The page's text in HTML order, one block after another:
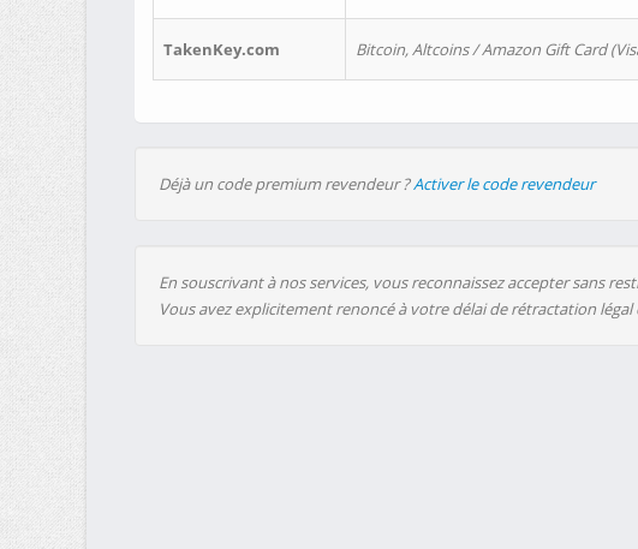
TakenKey.com Bitcoin, Altcoins / Amazon Gift Card
Déjà un code premium revendeur ?Activer le code revendeur
En souscrivant à nos services, vous reconnaissez accepter sans
Vous avez explicitement renoncé à votre délai de rétractation